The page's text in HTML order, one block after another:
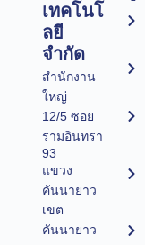
เทคโนโ
ลยี
จำกัด
สำนักงาน
ใหญ่
12/5 ซอย
รามอินทรา
93
แขวง
คันนายาว
เขต
คันนายาว